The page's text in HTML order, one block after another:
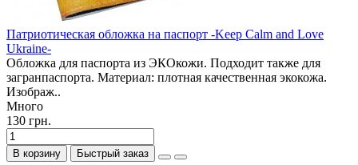
Патриотическая обложка на паспорт -Keep Calm and Love
Ukraine-
Обложка для паспорта из ЭКОкожи. Подходит также для
загранпаспорта. Материал: плотная качественная экокожа.
Изображ..
Много
130 грн.
В корзину Быстрый заказ